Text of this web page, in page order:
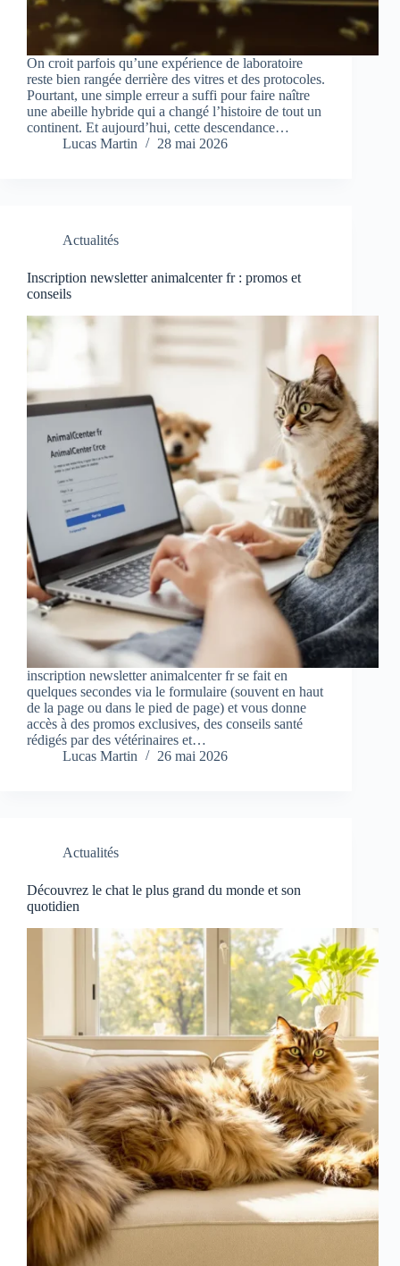
On croit parfois qu’une expérience de laboratoire
reste bien rangée derrière des vitres et des protocoles.
Pourtant, une simple erreur a suffi pour faire naître
une abeille hybride qui a changé l’histoire de tout un
continent. Et aujourd’hui, cette descendance…
Lucas Martin
28 mai 2026
Actualités
Inscription newsletter animalcenter fr : promos et
conseils
inscription newsletter animalcenter fr se fait en
quelques secondes via le formulaire (souvent en haut
de la page ou dans le pied de page) et vous donne
accès à des promos exclusives, des conseils santé
rédigés par des vétérinaires et…
Lucas Martin
26 mai 2026
Actualités
Découvrez le chat le plus grand du monde et son
quotidien